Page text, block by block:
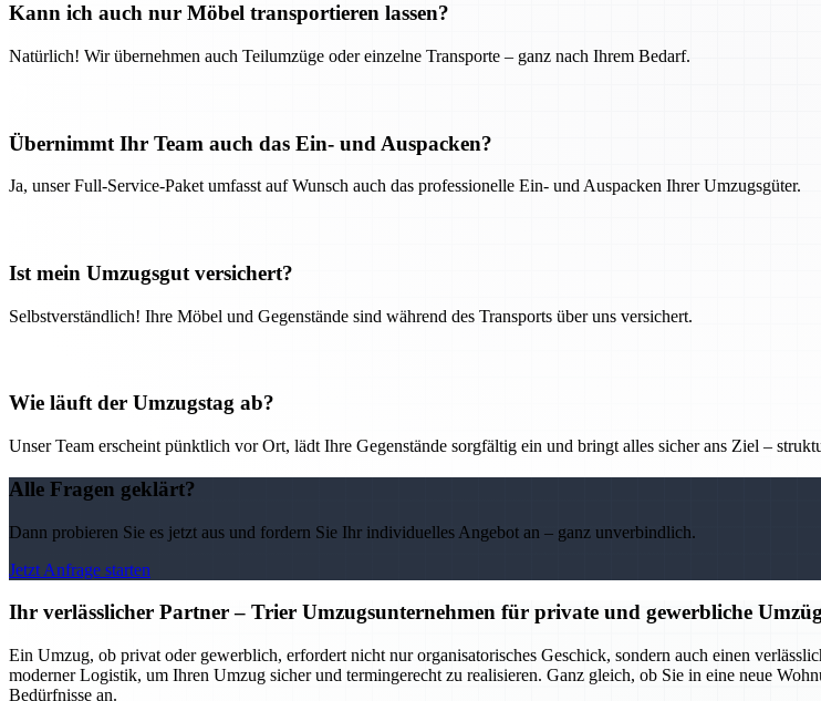
Kann ich auch nur Möbel transportieren lassen?
Natürlich! Wir übernehmen auch Teilumzüge oder einzelne Transporte – ganz nach Ihrem Bedarf.
Übernimmt Ihr Team auch das Ein- und Auspacken?
Ja, unser Full-Service-Paket umfasst auf Wunsch auch das professionelle Ein- und Auspacken Ihrer Umzugsgüter.
Ist mein Umzugsgut versichert?
Selbstverständlich! Ihre Möbel und Gegenstände sind während des Transports über uns versichert.
Wie läuft der Umzugstag ab?
Unser Team erscheint pünktlich vor Ort, lädt Ihre Gegenstände sorgfältig ein und bringt alles sicher ans Ziel –
Alle Fragen geklärt?
Dann probieren Sie es jetzt aus und fordern Sie Ihr individuelles Angebot an – ganz unverbindlich.
Jetzt Anfrage starten
Ihr verlässlicher Partner – Trier Umzugsunternehmen für private und gewerbliche
Ein Umzug, ob privat oder gewerblich, erfordert nicht nur organisatorisches Geschick, sondern auch einen
moderner Logistik, um Ihren Umzug sicher und termingerecht zu realisieren. Ganz gleich, ob Sie in eine neue
Bedürfnisse an.